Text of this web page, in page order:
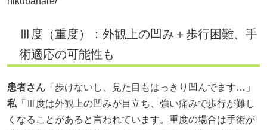
Ⅲ度（重度）：外観上の凹み＋歩行困難、手
術適応の可能性も
患者さん 「歩けないし、見た目もはっきり凹んでます…」
私 「Ⅲ度は外観上の凹みが目立ち、強い痛みで歩行が難し
くなることがあると言われています。重度の場合は手術が